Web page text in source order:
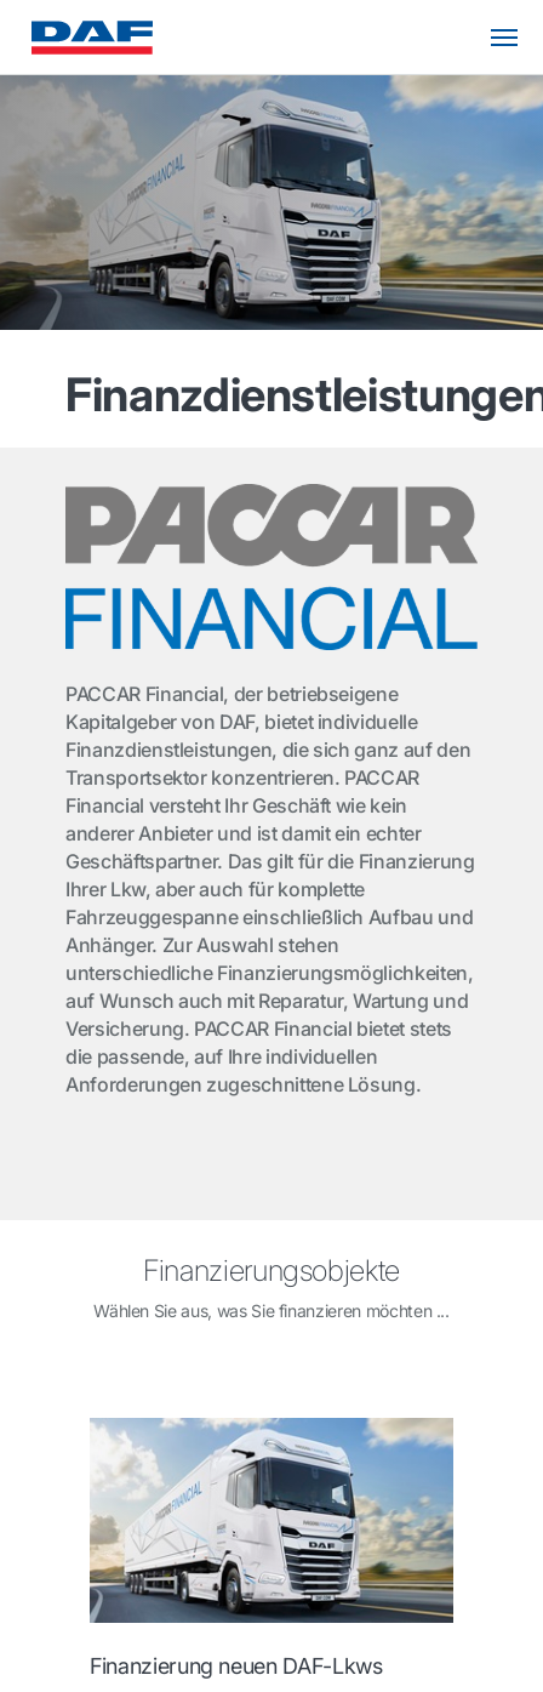
PACCAR Financial, der betriebseigene
Kapitalgeber von DAF, bietet individuelle
Finanzdienstleistungen, die sich ganz auf den
Transportsektor konzentrieren. PACCAR
Financial versteht Ihr Geschäft wie kein
anderer Anbieter und ist damit ein echter
Geschäftspartner. Das gilt für die Finanzierung
Ihrer Lkw, aber auch für komplette
Fahrzeuggespanne einschließlich Aufbau und
Anhänger. Zur Auswahl stehen
unterschiedliche Finanzierungsmöglichkeiten,
auf Wunsch auch mit Reparatur, Wartung und
Versicherung. PACCAR Financial bietet stets
die passende, auf Ihre individuellen
Anforderungen zugeschnittene Lösung.
Finanzierungsobjekte
Wählen Sie aus, was Sie finanzieren möchten ...
Finanzierung neuen DAF-Lkws